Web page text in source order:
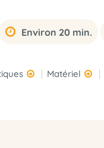
Environ 20 min.
Matériel